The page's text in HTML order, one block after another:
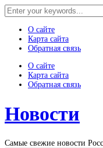
О сайте
Карта сайта
Обратная связь
О сайте
Карта сайта
Обратная связь
Новости
Самые свежие новости